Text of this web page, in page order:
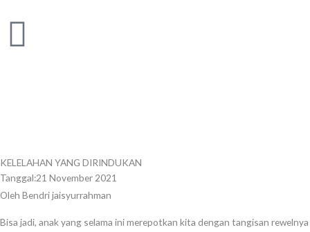
content
KELELAHAN YANG DIRINDUKAN
Tanggal:21 November 2021
Oleh Bendri jaisyurrahman
Bisa jadi, anak yang selama ini merepotkan kita dengan tangisan rewelnya